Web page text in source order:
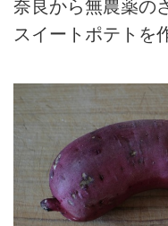
奈良から無農薬の
スイートポテトを